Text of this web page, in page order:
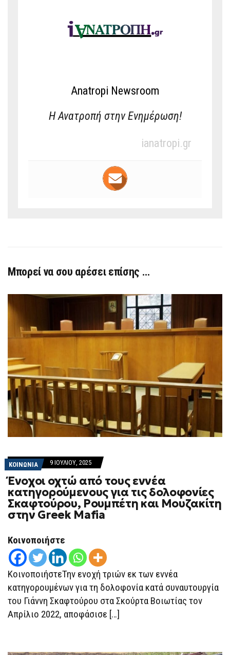
Anatropi Newsroom
Η Ανατροπή στην Ενημέρωση!
ianatropi.gr
Μπορεί να σου αρέσει επίσης …
ΚΟΙΝΩΝΙΑ 9 ΙΟΥΛΊΟΥ, 2025
Ένοχοι οχτώ από τους εννέα
κατηγορούμενους για τις δολοφονίες
Σκαφτούρου, Ρουμπέτη και Μουζακίτη
στην Greek Mafia
Κοινοποιήστε
ΚοινοποιήστεΤην ενοχή τριών εκ των εννέα
κατηγορουμένων για τη δολοφονία κατά συναυτουργία
του Γιάννη Σκαφτούρου στα Σκούρτα Βοιωτίας τον
Απρίλιο 2022, αποφάσισε […]